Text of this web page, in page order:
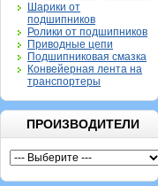
Шарики от
подшипников
Ролики от подшипников
Приводные цепи
Подшипниковая смазка
Конвейерная лента на
транспортеры
ПРОИЗВОДИТЕЛИ